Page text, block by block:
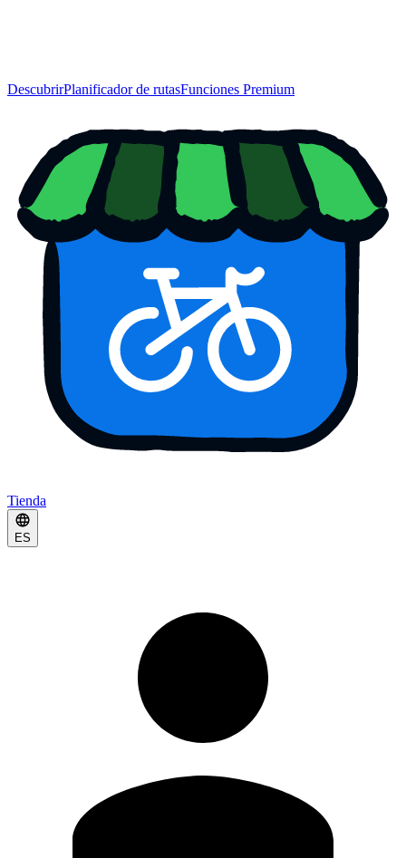
DescubrirPlanificador de rutasFunciones Premium
Tienda
ES